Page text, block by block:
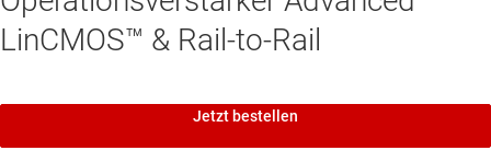
LinCMOS™ & Rail-to-Rail
Jetzt bestellen